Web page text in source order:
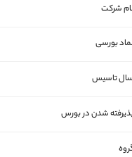
شرکت
بورسی
تاسیس
شدن در بورس